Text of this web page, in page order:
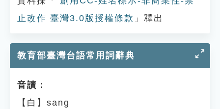
止改作 臺灣3.0版授權條款 」釋出
教育部臺灣台語常用詞辭典
音讀：
【白】sang